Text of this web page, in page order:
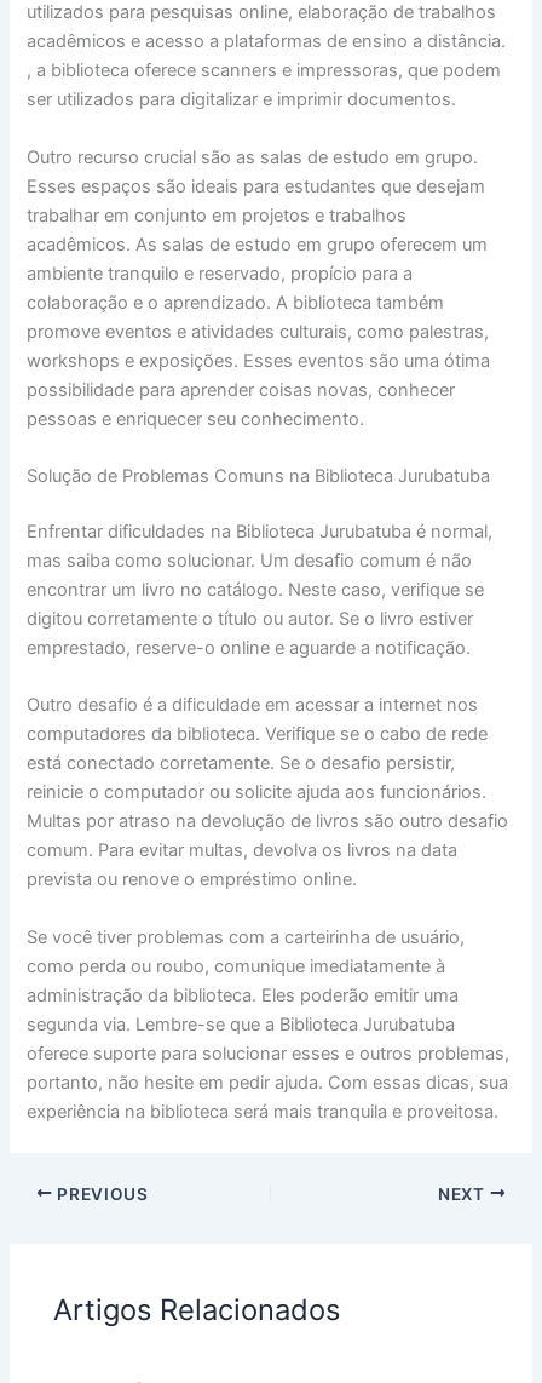
utilizados para pesquisas online, elaboração de trabalhos
acadêmicos e acesso a plataformas de ensino a distância.
, a biblioteca oferece scanners e impressoras, que podem
ser utilizados para digitalizar e imprimir documentos.
Outro recurso crucial são as salas de estudo em grupo.
Esses espaços são ideais para estudantes que desejam
trabalhar em conjunto em projetos e trabalhos
acadêmicos. As salas de estudo em grupo oferecem um
ambiente tranquilo e reservado, propício para a
colaboração e o aprendizado. A biblioteca também
promove eventos e atividades culturais, como palestras,
workshops e exposições. Esses eventos são uma ótima
possibilidade para aprender coisas novas, conhecer
pessoas e enriquecer seu conhecimento.
Solução de Problemas Comuns na Biblioteca Jurubatuba
Enfrentar dificuldades na Biblioteca Jurubatuba é normal,
mas saiba como solucionar. Um desafio comum é não
encontrar um livro no catálogo. Neste caso, verifique se
digitou corretamente o título ou autor. Se o livro estiver
emprestado, reserve-o online e aguarde a notificação.
Outro desafio é a dificuldade em acessar a internet nos
computadores da biblioteca. Verifique se o cabo de rede
está conectado corretamente. Se o desafio persistir,
reinicie o computador ou solicite ajuda aos funcionários.
Multas por atraso na devolução de livros são outro desafio
comum. Para evitar multas, devolva os livros na data
prevista ou renove o empréstimo online.
Se você tiver problemas com a carteirinha de usuário,
como perda ou roubo, comunique imediatamente à
administração da biblioteca. Eles poderão emitir uma
segunda via. Lembre-se que a Biblioteca Jurubatuba
oferece suporte para solucionar esses e outros problemas,
portanto, não hesite em pedir ajuda. Com essas dicas, sua
experiência na biblioteca será mais tranquila e proveitosa.
PREVIOUS NEXT
Artigos Relacionados